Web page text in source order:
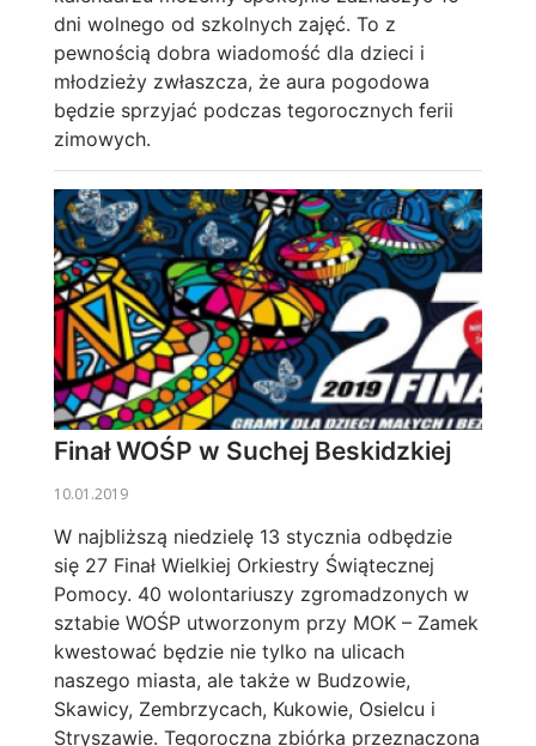
dni wolnego od szkolnych zajęć. To z
pewnością dobra wiadomość dla dzieci i
młodzieży zwłaszcza, że aura pogodowa
będzie sprzyjać podczas tegorocznych ferii
zimowych.
Finał WOŚP w Suchej Beskidzkiej
10.01.2019
W najbliższą niedzielę 13 stycznia odbędzie
się 27 Finał Wielkiej Orkiestry Świątecznej
Pomocy. 40 wolontariuszy zgromadzonych w
sztabie WOŚP utworzonym przy MOK – Zamek
kwestować będzie nie tylko na ulicach
naszego miasta, ale także w Budzowie,
Skawicy, Zembrzycach, Kukowie, Osielcu i
Stryszawie. Tegoroczna zbiórka przeznaczona